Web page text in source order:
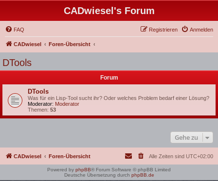
CADwiesel's Forum
FAQ Anmelden
Registrieren
CADwiesel Foren-Übersicht
DTools
Forum
DTools
Was für ein Lisp-Tool sucht ihr? Oder welches Problem bedarf einer Lösung?
Moderator: Moderator
Themen: 53
Gehe zu
CADwiesel Foren-Übersicht Alle Zeiten sind UTC+02:00
Powered by phpBB® Forum Software © phpBB Limited
Deutsche Übersetzung durch phpBB.de